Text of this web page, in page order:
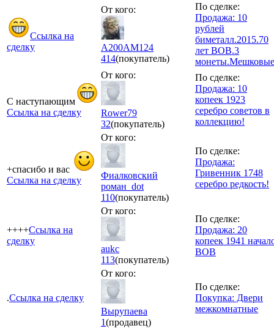
Ссылка на
сделку
От кого:
A200AM124
414(покупатель)
По сделке:
Продажа: 10
рублей
биметалл.2015.70
лет ВОВ.3
С наступающим
Ссылка на сделку
От кого:
Rower79
32(покупатель)
По сделке:
Продажа: 10
копеек 1923
серебро советов в
коллекцию!
+спасибо и вас
Ссылка на сделку
От кого:
Фиалковский
роман_dot
110(покупатель)
По сделке:
Продажа:
Гривенник 1748
серебро редкость!
++++Ссылка на
сделку
От кого:
aukc
113(покупатель)
По сделке:
Продажа: 20
копеек 1941
ВОВ
.Ссылка на сделку
От кого:
Вырупаева
1(продавец)
По сделке:
Покупка: Двери
межкомнатные